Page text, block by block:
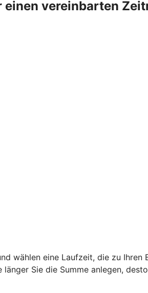
vereinbarten
wählen eine Laufzeit, die zu Ihren
Sie die Summe anlegen,